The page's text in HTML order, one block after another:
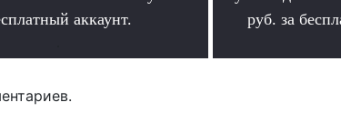
аккаунт.
руб. за